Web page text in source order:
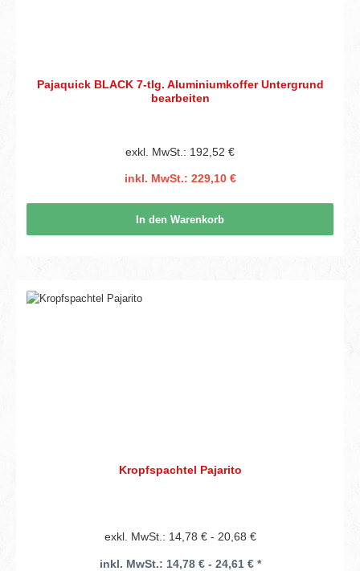
Pajaquick BLACK 7-tlg. Aluminiumkoffer Untergrund
bearbeiten
exkl. MwSt.: 192,52 €
inkl. MwSt.: 229,10 €
In den Warenkorb
Kropfspachtel Pajarito
exkl. MwSt.: 14,78 € - 20,68 €
inkl. MwSt.: 14,78 € - 24,61 € *